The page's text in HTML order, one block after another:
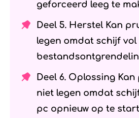
geforceerd leeg te
Deel 5. Herstel Kan
legen omdat schijf
Deel 6. Oplossing
niet legen omdat
pc opnieuw op te